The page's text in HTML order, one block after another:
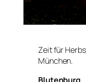
Zeit für
München.
Blutenburg